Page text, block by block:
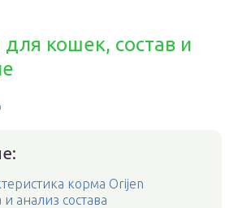
кошек, состав и
корма Orijen
анализ состава